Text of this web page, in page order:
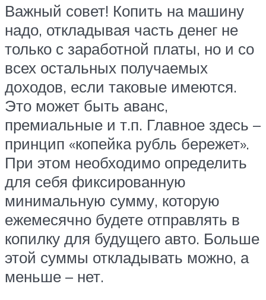
Важный совет! Копить на машину
надо, откладывая часть денег не
только с заработной платы, но и со
всех остальных получаемых
доходов, если таковые имеются.
Это может быть аванс,
премиальные и т.п. Главное здесь –
принцип «копейка рубль бережет».
При этом необходимо определить
для себя фиксированную
минимальную сумму, которую
ежемесячно будете отправлять в
копилку для будущего авто. Больше
этой суммы откладывать можно, а
меньше – нет.